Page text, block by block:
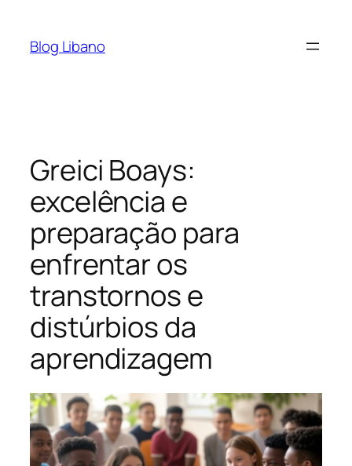
Blog Libano
Greici Boays:
excelência e
preparação para
enfrentar os
transtornos e
distúrbios da
aprendizagem